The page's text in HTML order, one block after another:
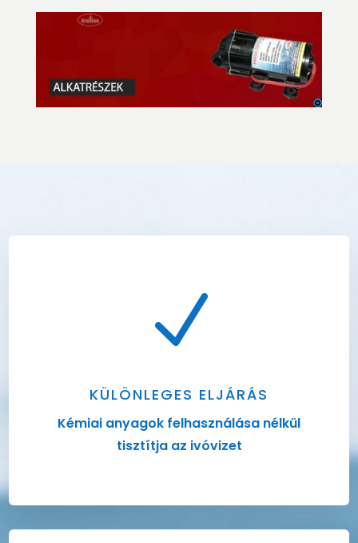
N
KÜLÖNLEGES ELJÁRÁS
Kémiai anyagok felhasználása nélkül
tisztítja az ivóvizet